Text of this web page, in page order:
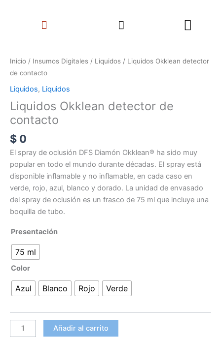
Menu Search
Inicio / Insumos Digitales / Liquidos / Liquidos Okklean detector
de contacto
Liquidos, Liquidos
Liquidos Okklean detector de
contacto
$ 0
El spray de oclusión DFS Diamón Okklean® ha sido muy
popular en todo el mundo durante décadas. El spray está
disponible inflamable y no inflamable, en cada caso en
verde, rojo, azul, blanco y dorado. La unidad de envasado
del spray de oclusión es un frasco de 75 ml que incluye una
boquilla de tubo.
Presentación
75 ml
Color
Azul Blanco Rojo Verde
Okklean
detector
contacto
cantidad
Añadir al carrito